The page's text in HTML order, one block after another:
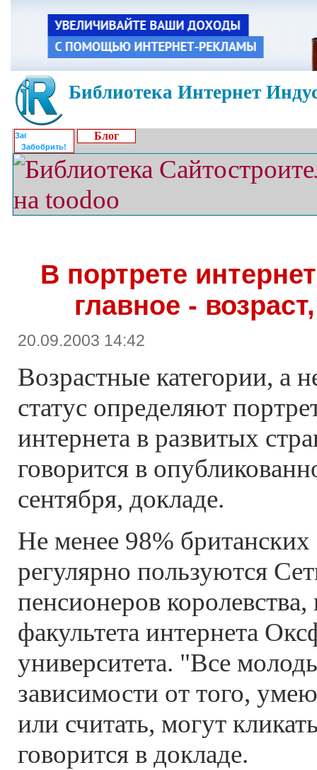
Библиотека Интернет
Забобрить!
Блог
В портрете
главное -
20.09.2003 14:42
Возрастные категории, а
статус определяют
интернета в развитых
говорится в
сентября, докладе.
Не менее 98% британских
регулярно пользуются
пенсионеров королевства,
факультета интернета
университета. "Все
зависимости от того,
или считать, могут
говорится в докладе.